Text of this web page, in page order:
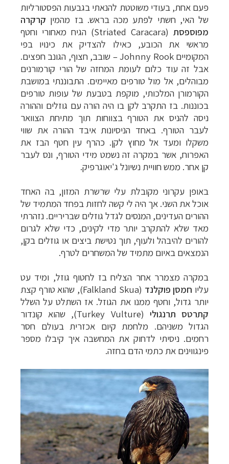
פעם אחת, בעודי משוטטת להנאתי בגבעות הפסטורליות
של האי, חשתי לפתע מכה בראש. בז מהמין קרקרה
מפוספסת (
Striated Caracara) הגיח מאחורי וחטף
מראשי את הכובע, כאילו להצדיק את כינויו בפי
המקומייםJohnny Rook
– שובב, חצוף, הגונב חפצים.
אבל זה עוד כלום לעומת המחזה של הורי קורמורנים
מבוהלים, אל מול טורפים מאיימים. התבוננתי במושבת
הקורמורן המלכותי, מוקפת בטבעת של עופות טורפים
בכוננות. בז התקרב לקן בו היה הורה עם גוזלים וההורה
ניסה להניס את הטורף בצווחות תוך מתיחת הצוואר
לעבר הטורף. באחד הניסיונות איבד ההורה את שווי
משקלו ומעד אל מחוץ לקן. כהרף עין חטף הבז את
האפרוח, אשר במקרה זה נשמט מידי הטורף, ונס לעבר
קן אחר. ממש חוויית נשיונל ג'יאוגרפיק.
באופן עקרוני מקובלת עלי שרשרת המזון, בה האחד
אוכל את השני. אך היה לי קשה לחזות בפחד המתמיד של
ההורים העדינים, המנסים לגדל גוזלים שבריריים. נזהרתי
מאד שלא להתקרב יותר מדי לקינים, כדי שלא לגרום
להורים להיבהל ולעוף, תוך נטישת ביצים או גוזלים בקן,
הנמצאים באיום מתמיד של המשחרים לטרף.
במקרה מצמרר אחר הצליח בז לחטוף גוזל, ומיד עט
עליו חמסן פוקלנד (
Falkland Skua), שהוא טורף קצת
יותר גדול, וחטף ממנו את הגוזל. אז השתלט על השלל
קתרטס תרנגולי (
Turkey Vulture), שהוא קונדור
הגדול משניהם. מלחמת קיום אכזרית בעולם חסר
רחמים. ניסיתי לדחוק את המחשבה איך קיבלו מספר
פינגווינים את כתמי הדם בחזה.